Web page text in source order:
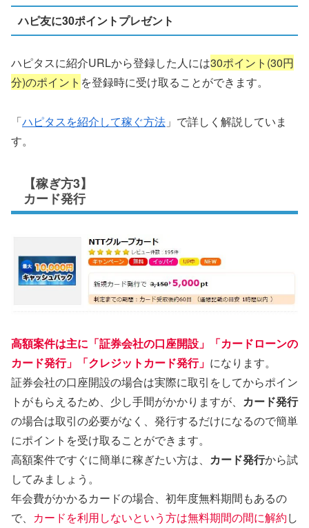
ハピ友に30ポイントプレゼント
ハピタスに紹介URLから登録した人には30ポイント(30円
分)のポイント を登録時に受け取ることができます。
「ハピタスを紹介して稼ぐ方法 」で詳しく解説していま
す。
【稼ぎ方3】
カード発行
高額案件は主に「証券会社の口座開設」「カードローンの
カード発行」「クレジットカード発行」 になります。
証券会社の口座開設の場合は実際に取引をしてからポイン
トがもらえるため、少し手間がかかりますが、 カード発行
の場合は取引の必要がなく、発行するだけになるので簡単
にポイントを受け取ることができます。
高額案件ですぐに簡単に稼ぎたい方は、 カード発行から試
してみましょう。
年会費がかかるカードの場合、初年度無料期間もあるの
で、 カードを利用しないという方は無料期間の間に解約し